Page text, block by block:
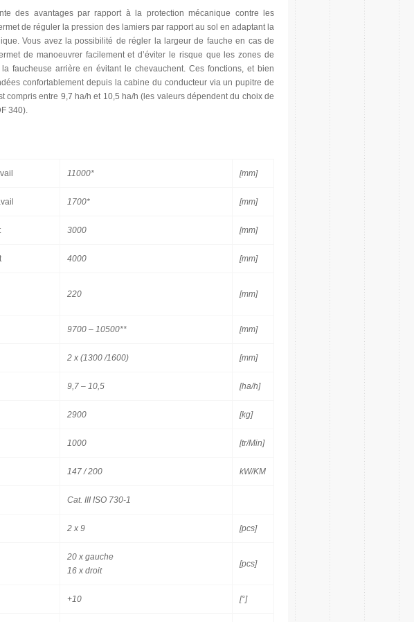
des avantages par rapport à la protection mécanique contre les
de réguler la pression des lamiers par rapport au sol en adaptant la
Vous avez la possibilité de régler la largeur de fauche en cas de
de manoeuvrer facilement et d’éviter le risque que les zones de
faucheuse arrière en évitant le chevauchent. Ces fonctions, et bien
confortablement depuis la cabine du conducteur via un pupitre de
compris entre 9,7 ha/h et 10,5 ha/h (les valeurs dépendent du choix de
340).
11000* [mm]
1700* [mm]
3000 [mm]
4000 [mm]
220 [mm]
9700 – 10500** [mm]
2 x (1300 /1600) [mm]
9,7 – 10,5 [ha/h]
2900 [kg]
1000 [tr/Min]
147 / 200 kW/KM
Cat. III ISO 730-1
2 x 9 [pcs]
20 x gauche
16 x droit
[pcs]
+10 [°]